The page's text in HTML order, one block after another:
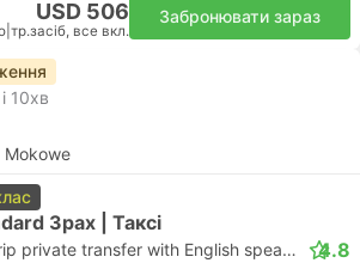
USD 506
тр.засіб, все вкл.
Забронювати зараз
10хв
Mokowe
3pax | Таксі
Daytrip private transfer with English speaking driver 4.8